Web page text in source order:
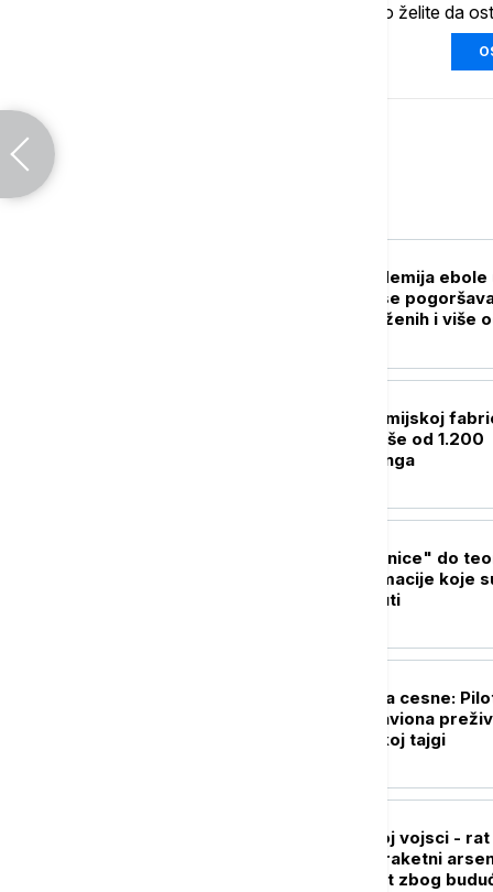
Ukoliko želite da
SZO: Najveća epidemija ebole
istoriji DR Konga se
skoro 4.000 zaraženih i više
Zbog požara u hemijskoj
Kini evakuisano više od 1.200
stanovnika Kunminga
Od "otvorene granice" do
zavere: Dezinformacije koje
pratile krizu u Seuti
Pronađena posada cesne:
nestalog ruskog aviona
dva dana u sibirskoj tajgi
Panika u američkoj vojsci - rat
Iranom ispraznio raketni
Vašington zabrinut zbog